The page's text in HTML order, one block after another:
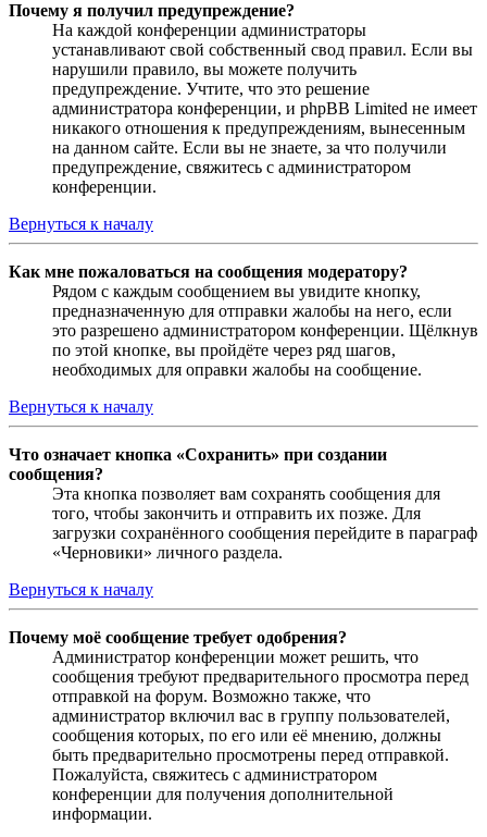
Почему я получил предупреждение?
На каждой конференции администраторы
устанавливают свой собственный свод правил. Если вы
нарушили правило, вы можете получить
предупреждение. Учтите, что это решение
администратора конференции, и phpBB Limited не имеет
никакого отношения к предупреждениям, вынесенным
на данном сайте. Если вы не знаете, за что получили
предупреждение, свяжитесь с администратором
конференции.
Вернуться к началу
Как мне пожаловаться на сообщения модератору?
Рядом с каждым сообщением вы увидите кнопку,
предназначенную для отправки жалобы на него, если
это разрешено администратором конференции. Щёлкнув
по этой кнопке, вы пройдёте через ряд шагов,
необходимых для оправки жалобы на сообщение.
Вернуться к началу
Что означает кнопка «Сохранить» при создании
сообщения?
Эта кнопка позволяет вам сохранять сообщения для
того, чтобы закончить и отправить их позже. Для
загрузки сохранённого сообщения перейдите в параграф
«Черновики» личного раздела.
Вернуться к началу
Почему моё сообщение требует одобрения?
Администратор конференции может решить, что
сообщения требуют предварительного просмотра перед
отправкой на форум. Возможно также, что
администратор включил вас в группу пользователей,
сообщения которых, по его или её мнению, должны
быть предварительно просмотрены перед отправкой.
Пожалуйста, свяжитесь с администратором
конференции для получения дополнительной
информации.